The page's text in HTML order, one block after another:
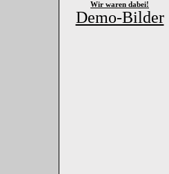
Wir waren dabei!
Demo-Bilder